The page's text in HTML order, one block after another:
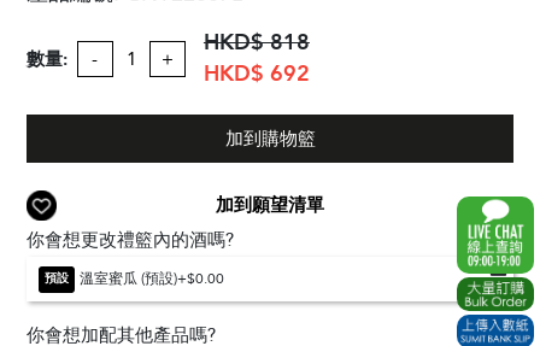
數量: - +
HKD$ 818
HKD$ 692
加到購物籃
加到願望清單
你會想更改禮籃內的酒嗎?
預設 溫室蜜瓜 (預設)+$0.00
你會想加配其他產品嗎?